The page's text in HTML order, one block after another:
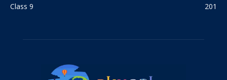
Class 9
201